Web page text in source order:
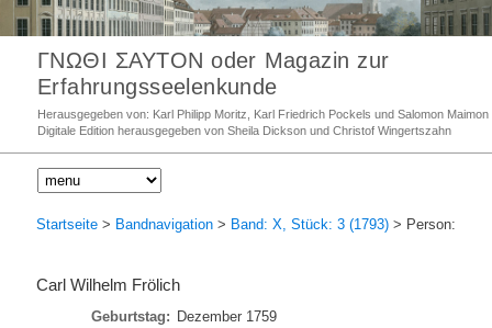
ΓΝΩΘΙ ΣΑΥΤΟΝ oder Magazin zur
Erfahrungsseelenkunde
Herausgegeben von: Karl Philipp Moritz, Karl Friedrich Pockels und Salomon Maimon
Digitale Edition herausgegeben von Sheila Dickson und Christof Wingertszahn
Startseite > Bandnavigation > Band: X, Stück: 3 (1793) > Person:
Carl Wilhelm Frölich
Geburtstag: Dezember 1759